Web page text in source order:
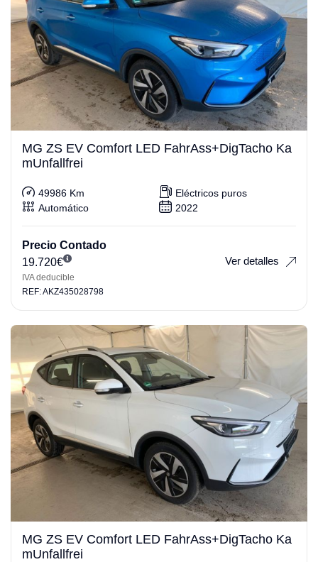
MG ZS EV Comfort LED FahrAss+DigTacho Ka
mUnfallfrei
49986 Km
Eléctricos puros
Automático
2022
Precio Contado
19.720€
IVA deducible
Ver detalles
REF: AKZ435028798
MG ZS EV Comfort LED FahrAss+DigTacho Ka
mUnfallfrei